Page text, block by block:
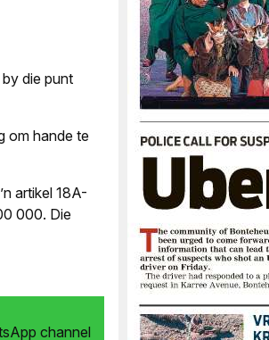
die punt
om hande te
artikel 18A-
000. Die